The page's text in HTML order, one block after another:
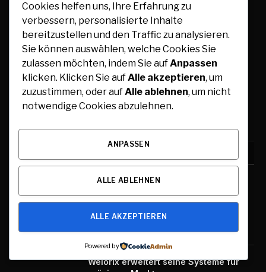
Dresden Lifestyle verbindet Tradition mit modernem
Lebensstil. Wir berichten über Kultur, Genuss, Trends und
Events in Dresden und bieten inspirierende Inhalte für einen
stilvollen Alltag. Erleben Sie die Stadt von ihrer schönsten
Seite.
Senden Sie uns hier eine E-Mail zum Veröffentlichen von
Inhalten:
saraaly88n@gmail.com
Kontrastwirkung: Sichtbare und
fühlbare Orientierungshilfen
März 29, 2026
Welorix erweitert seine Systeme für
Cookies helfen uns, Ihre Erfahrung zu
verbessern, personalisierte Inhalte
bereitzustellen und den Traffic zu analysieren.
Sie können auswählen, welche Cookies Sie
zulassen möchten, indem Sie aufAnpassen
klicken. Klicken Sie aufAlle akzeptieren, um
zuzustimmen, oder aufAlle ablehnen, um nicht
notwendige Cookies abzulehnen.
ANPASSEN
ALLE ABLEHNEN
ALLE AKZEPTIEREN
Powered by